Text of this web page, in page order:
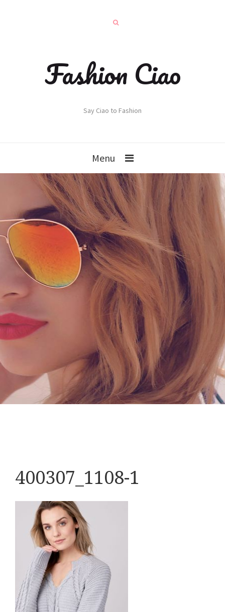
Fashion Ciao
Say Ciao to Fashion
Menu
400307_1108-1